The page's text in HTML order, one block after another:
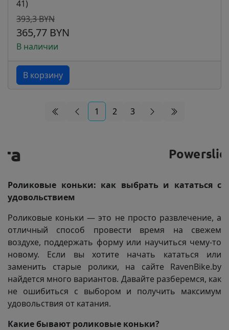
41)
393,3 BYN
365,77 BYN
В наличии
В корзину
1 2 3
Роликовые коньки: как выбрать и кататься с
удовольствием
Роликовые коньки — это не просто развлечение, а
отличный способ провести время на свежем
воздухе, поддержать форму или научиться чему-то
новому. Если вы хотите начать кататься или
заменить старые ролики, на сайте RavenBike.by
найдется много вариантов. Давайте разберемся, как
не ошибиться с выбором и получить максимум
удовольствия от катания.
Какие бывают роликовые коньки?